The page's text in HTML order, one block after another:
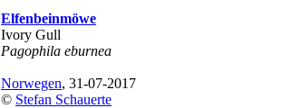
Elfenbeinmöwe
Ivory Gull
Pagophila eburnea
Norwegen, 31-07-2017
© Stefan Schauerte